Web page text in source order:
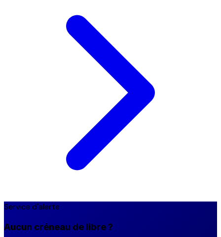
Service d'alerte
Aucun créneau de libre ?